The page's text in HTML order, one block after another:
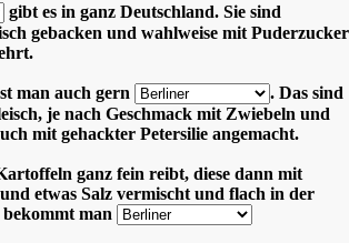
gibt es in ganz Deutschland. Sie sind
gebacken und wahlweise mit Puderzucker
man auch gern
. Das sind
je nach Geschmack mit Zwiebeln und
mit gehackter Petersilie angemacht.
ganz fein reibt, diese dann mit
etwas Salz vermischt und flach in der
man